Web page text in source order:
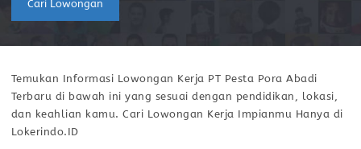
Cari Lowongan
Temukan Informasi Lowongan Kerja PT Pesta Pora Abadi
Terbaru di bawah ini yang sesuai dengan pendidikan, lokasi,
dan keahlian kamu. Cari Lowongan Kerja Impianmu Hanya di
Lokerindo.ID